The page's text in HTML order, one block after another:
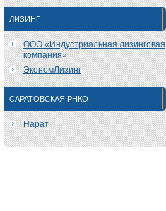
ЛИЗИНГ
ООО «Индустриальная лизинговая
компания»
ЭкономЛизинг
САРАТОВСКАЯ РНКО
Нарат